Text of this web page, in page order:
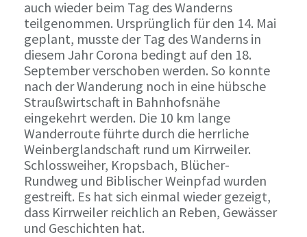
auch wieder beim Tag des Wanderns
teilgenommen. Ursprünglich für den 14. Mai
geplant, musste der Tag des Wanderns in
diesem Jahr Corona bedingt auf den 18.
September verschoben werden. So konnte
nach der Wanderung noch in eine hübsche
Straußwirtschaft in Bahnhofsnähe
eingekehrt werden. Die 10 km lange
Wanderroute führte durch die herrliche
Weinberglandschaft rund um Kirrweiler.
Schlossweiher, Kropsbach, Blücher-
Rundweg und Biblischer Weinpfad wurden
gestreift. Es hat sich einmal wieder gezeigt,
dass Kirrweiler reichlich an Reben, Gewässer
und Geschichten hat.